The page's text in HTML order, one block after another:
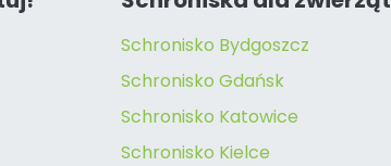
Schronisko Bydgoszcz
Schronisko Gdańsk
Schronisko Katowice
Schronisko Kielce